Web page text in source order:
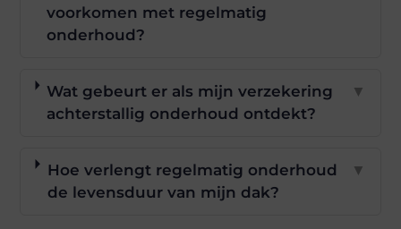
voorkomen met regelmatig
onderhoud?
Wat gebeurt er als mijn verzekering
achterstallig onderhoud ontdekt?
▼
Hoe verlengt regelmatig onderhoud
de levensduur van mijn dak?
▼